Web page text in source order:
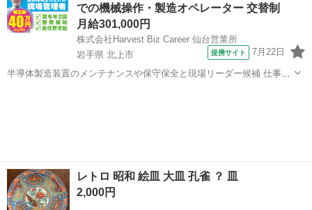
での機械操作・製造オペレーター 交替制
月給301,000円
株式会社Harvest Biz Career 仙台営業所
岩手県 北上市
提携サイト 7月22日
半導体製造装置のメンテナンスや保守保全と現場リーダー候補 仕事内
レトロ 昭和 絵皿 大皿 孔雀 ？ 皿
2,000円